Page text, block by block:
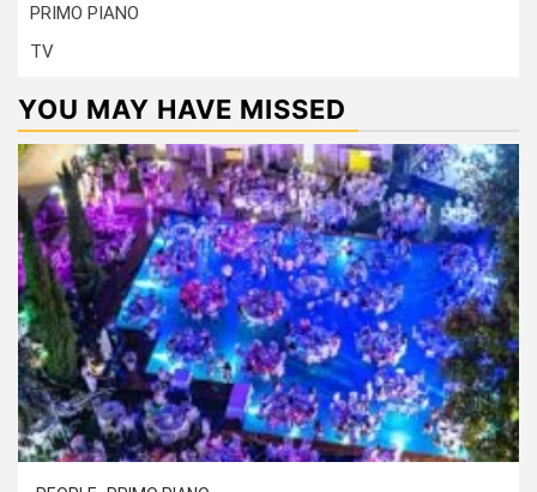
PRIMO PIANO
TV
YOU MAY HAVE MISSED